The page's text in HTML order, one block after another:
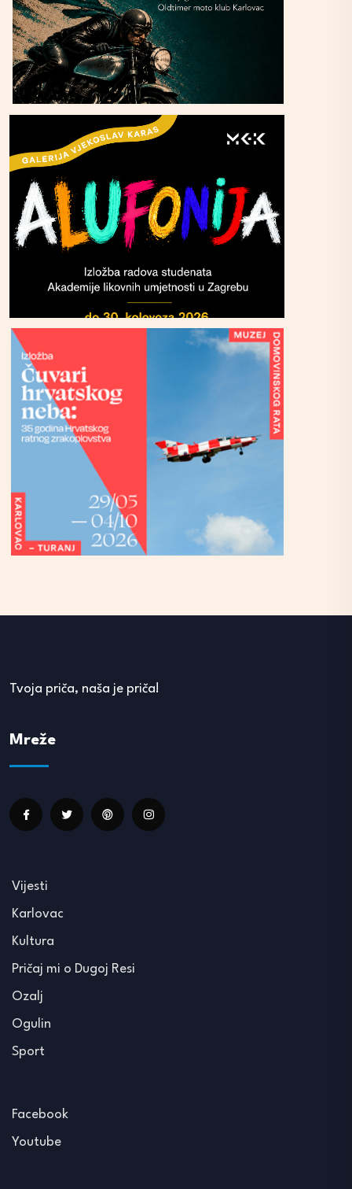
Tvoja priča, naša je priča!
Mreže
Vijesti
Karlovac
Kultura
Pričaj mi o Dugoj Resi
Ozalj
Ogulin
Sport
Facebook
Youtube